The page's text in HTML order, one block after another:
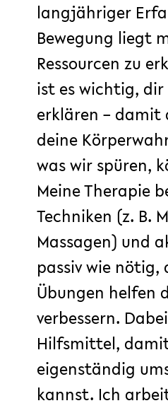
langjähriger
Bewegung liegt
Ressourcen zu
ist es wichtig,
erklären – damit
deine
was wir spüren,
Meine Therapie
Techniken (z. B.
Massagen) und
passiv wie
Übungen helfen
verbessern.
Hilfsmittel,
eigenständig
kannst. Ich